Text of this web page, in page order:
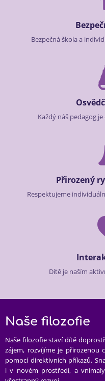
Bezpečná škola a
Každý náš pedagog
Přirozený
Respektujeme
Dítě je naším
Naše filozofie
Naše filozofie staví dítě
zájem, rozvíjíme je přirozenou
pomocí direktivních příkazů.
i v novém prostředí, a